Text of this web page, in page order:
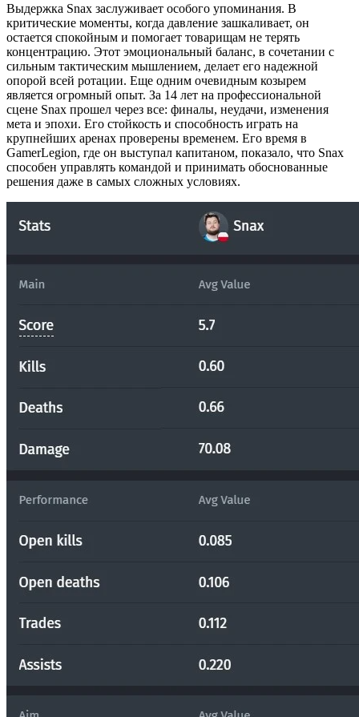
Выдержка Snax заслуживает особого упоминания. В
критические моменты, когда давление зашкаливает, он
остается спокойным и помогает товарищам не терять
концентрацию. Этот эмоциональный баланс, в сочетании с
сильным тактическим мышлением, делает его надежной
опорой всей ротации. Еще одним очевидным козырем
является огромный опыт. За 14 лет на профессиональной
сцене Snax прошел через все: финалы, неудачи, изменения
мета и эпохи. Его стойкость и способность играть на
крупнейших аренах проверены временем. Его время в
GamerLegion, где он выступал капитаном, показало, что Snax
способен управлять командой и принимать обоснованные
решения даже в самых сложных условиях.